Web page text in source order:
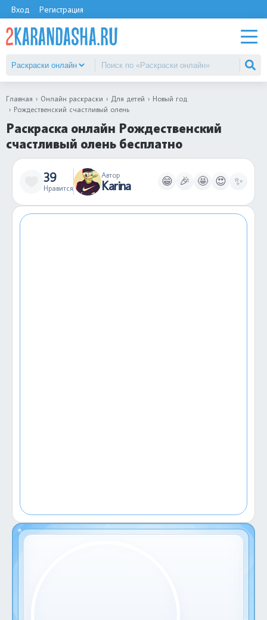
Вход Регистрация
Главная Онлайн раскраски Для детей
Новый год
Рождественский счастливый олень
Раскраска онлайн Рождественский
счастливый олень бесплатно
39
Нравится
Автор
Karina 😁 🎉 🤩 😍 ✨